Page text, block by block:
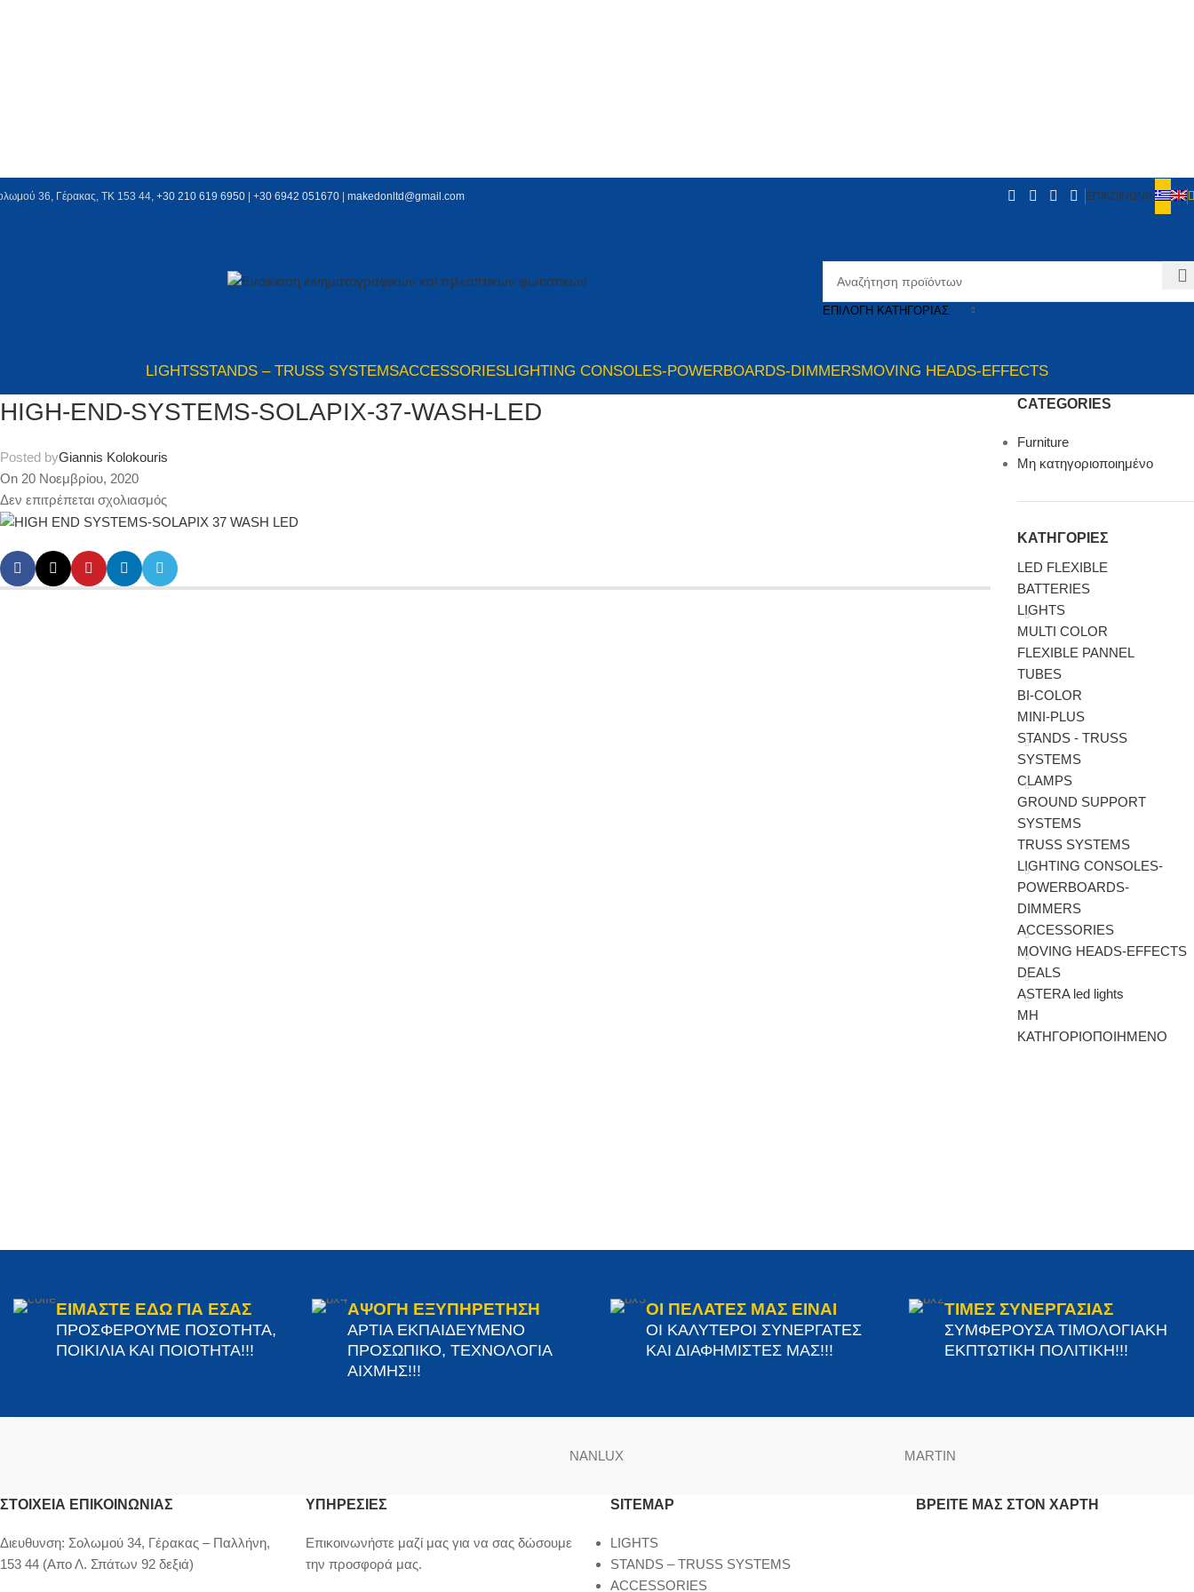
36, Γέρακας, ΤΚ 153 44, +30 210 619 6950 | +30 6942 051670 makedonltd@gmail.com ΕΠΙΚΟΙΝΩΝΙΑ
ΕΠΙΛΟΓΉ ΚΑΤΗΓΟΡΊΑΣ
LIGHTSSTANDS – TRUSS SYSTEMSACCESSORIESLIGHTING CONSOLES-POWERBOARDS-DIMMERSMOVING HEADS-EFFECTS
HIGH-END-SYSTEMS-SOLAPIX-37-WASH-LED
Posted byGiannis Kolokouris
On 20 Νοεμβρίου, 2020
Δεν επιτρέπεται σχολιασμός
CATEGORIES
Furniture
Μη κατηγοριοποιημένο
ΚΑΤΗΓΟΡΙΕΣ
LED FLEXIBLE
BATTERIES
LIGHTS
MULTI COLOR
FLEXIBLE PANNEL
TUBES
BI-COLΟR
MINI-PLUS
STANDS - TRUSS
SYSTEMS
CLAMPS
GROUND SUPPORT
SYSTEMS
TRUSS SYSTEMS
LIGHTING CONSOLES-
POWERBOARDS-
DIMMERS
ACCESSORIES
MOVING HEADS-EFFECTS
DEALS
ASTERA led lights
ΜΗ
ΚΑΤΗΓΟΡΙΟΠΟΙΗΜΕΝΟ
ΕΙΜΑΣΤΕ ΕΔΩ ΓΙΑ ΕΣΑΣ
ΠΡΟΣΦΕΡΟΥΜΕ ΠΟΣΟΤΗΤΑ,
ΠΟΙΚΙΛΙΑ ΚΑΙ ΠΟΙΟΤΗΤΑ!!!
ΑΨΟΓΗ ΕΞΥΠΗΡΕΤΗΣΗ
ΑΡΤΙΑ ΕΚΠΑΙΔΕΥΜΕΝΟ
ΠΡΟΣΩΠΙΚΟ, ΤΕΧΝΟΛΟΓΙΑ
ΑΙΧΜΗΣ!!!
ΟΙ ΠΕΛΑΤΕΣ ΜΑΣ ΕΙΝΑΙ
ΟΙ ΚΑΛΥΤΕΡΟΙ ΣΥΝΕΡΓΑΤΕΣ
ΚΑΙ ΔΙΑΦΗΜΙΣΤΕΣ ΜΑΣ!!!
ΤΙΜΕΣ ΣΥΝΕΡΓΑΣΙΑΣ
ΣΥΜΦΕΡΟΥΣΑ ΤΙΜΟΛΟΓΙΑΚΗ
ΕΚΠΤΩΤΙΚΗ ΠΟΛΙΤΙΚΗ!!!
NANLUX MARTIN
ΣΤΟΙΧΕΊΑ ΕΠΙΚΟΙΝΩΝΊΑΣ
Διευθυνση: Σολωμού 34, Γέρακας – Παλλήνη,
153 44 (Απο Λ. Σπάτων 92 δεξιά)
ΥΠΗΡΕΣΙΕΣ
Επικοινωνήστε μαζί μας για να σας δώσουμε
την προσφορά μας.
SITEMAP
LIGHTS
STANDS – TRUSS SYSTEMS
ACCESSORIES
ΒΡΕΊΤΕ ΜΑΣ ΣΤΟΝ ΧΆΡΤΗ